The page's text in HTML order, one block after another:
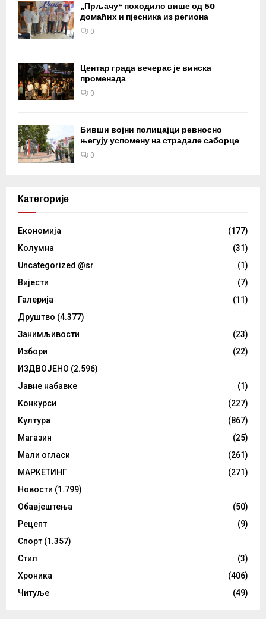
„Прљачу“ походило више од 50
домаћих и пјесника из региона
0
Центар града вечерас је винска
променада
0
Бивши војни полицајци ревносно
његују успомену на страдале саборце
0
Категорије
Eкономија
(177)
Kолумнa
(31)
Uncategorized @sr
(1)
Вијести
(7)
Галерија
(11)
Друштво (4.377)
Занимљивости
(23)
Избори
(22)
ИЗДВОЈЕНО (2.596)
Јавне набавке
(1)
Конкурси
(227)
Култура
(867)
Магазин
(25)
Мали огласи
(261)
МАРКЕТИНГ
(271)
Новости (1.799)
Обавјештења
(50)
Рецепт
(9)
Спорт (1.357)
Стил
(3)
Хроника
(406)
Читуље
(49)